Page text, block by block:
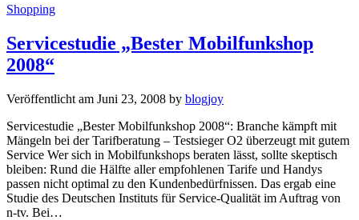
Kategorien
Shopping
Servicestudie „Bester Mobilfunkshop
2008“
Veröffentlicht am Juni 23, 2008 by blogjoy
Servicestudie „Bester Mobilfunkshop 2008“: Branche kämpft mit
Mängeln bei der Tarifberatung – Testsieger O2 überzeugt mit gutem
Service Wer sich in Mobilfunkshops beraten lässt, sollte skeptisch
bleiben: Rund die Hälfte aller empfohlenen Tarife und Handys
passen nicht optimal zu den Kundenbedürfnissen. Das ergab eine
Studie des Deutschen Instituts für Service-Qualität im Auftrag von
n-tv. Bei…